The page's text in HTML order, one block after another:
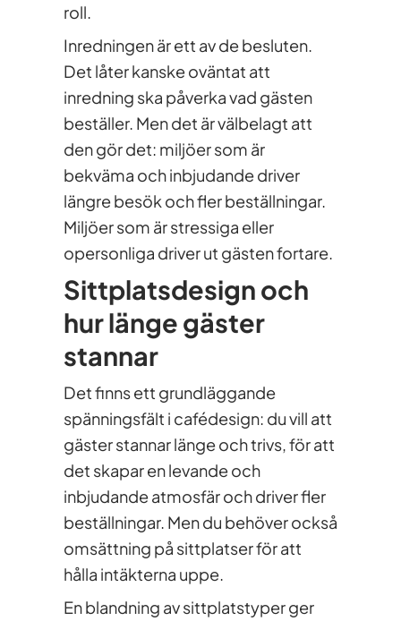
roll.
Inredningen är ett av de besluten.
Det låter kanske oväntat att
inredning ska påverka vad gästen
beställer. Men det är välbelagt att
den gör det: miljöer som är
bekväma och inbjudande driver
längre besök och fler beställningar.
Miljöer som är stressiga eller
opersonliga driver ut gästen fortare.
Sittplatsdesign och
hur länge gäster
stannar
Det finns ett grundläggande
spänningsfält i cafédesign: du vill att
gäster stannar länge och trivs, för att
det skapar en levande och
inbjudande atmosfär och driver fler
beställningar. Men du behöver också
omsättning på sittplatser för att
hålla intäkterna uppe.
En blandning av sittplatstyper ger